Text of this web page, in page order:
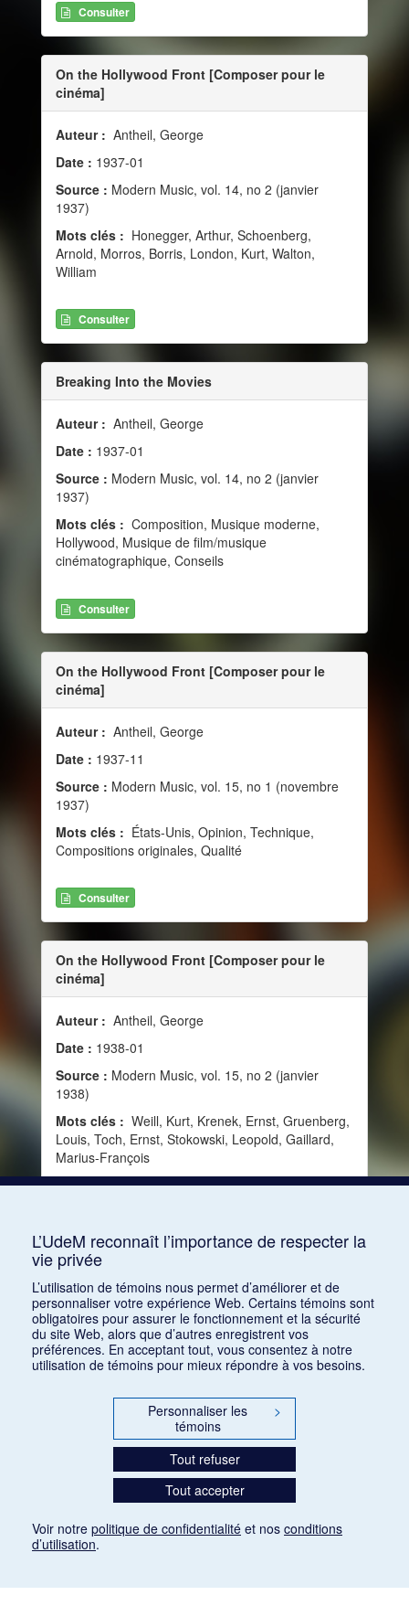
Consulter
On the Hollywood Front [Composer pour le
cinéma]
Auteur : Antheil, George
Date : 1937-01
Source : Modern Music, vol. 14, no 2 (janvier
1937)
Mots clés : Honegger, Arthur, Schoenberg,
Arnold, Morros, Borris, London, Kurt, Walton,
William
Consulter
Breaking Into the Movies
Auteur : Antheil, George
Date : 1937-01
Source : Modern Music, vol. 14, no 2 (janvier
1937)
Mots clés : Composition, Musique moderne,
Hollywood, Musique de film/musique
cinématographique, Conseils
Consulter
On the Hollywood Front [Composer pour le
cinéma]
Auteur : Antheil, George
Date : 1937-11
Source : Modern Music, vol. 15, no 1 (novembre
1937)
Mots clés : États-Unis, Opinion, Technique,
Compositions originales, Qualité
Consulter
On the Hollywood Front [Composer pour le
cinéma]
Auteur : Antheil, George
Date : 1938-01
Source : Modern Music, vol. 15, no 2 (janvier
1938)
Mots clés : Weill, Kurt, Krenek, Ernst, Gruenberg,
Louis, Toch, Ernst, Stokowski, Leopold, Gaillard,
Marius-François
1 2
L’UdeM reconnaît l’importance de respecter la
vie privée
L’utilisation de témoins nous permet d’améliorer et de
personnaliser votre expérience Web. Certains témoins sont
obligatoires pour assurer le fonctionnement et la sécurité
du site Web, alors que d’autres enregistrent vos
préférences. En acceptant tout, vous consentez à notre
utilisation de témoins pour mieux répondre à vos besoins.
Personnaliser les
témoins
>
Tout refuser
Tout accepter
Voir notre politique de confidentialité et nos conditions
d’utilisation.